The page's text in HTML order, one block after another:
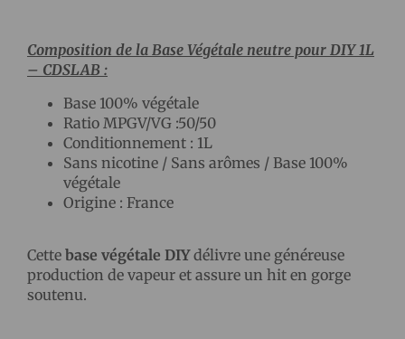
Composition de la Base Végétale neutre pour DIY 1L
– CDSLAB :
Base 100% végétale
Ratio MPGV/VG :50/50
Conditionnement : 1L
Sans nicotine / Sans arômes / Base 100%
végétale
Origine : France
Cette base végétale DIYdélivre une généreuse
production de vapeur et assure un hit en gorge
soutenu.